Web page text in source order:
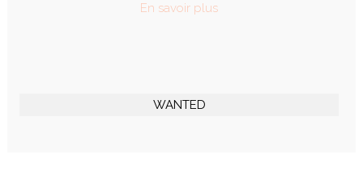
En savoir plus
WANTED